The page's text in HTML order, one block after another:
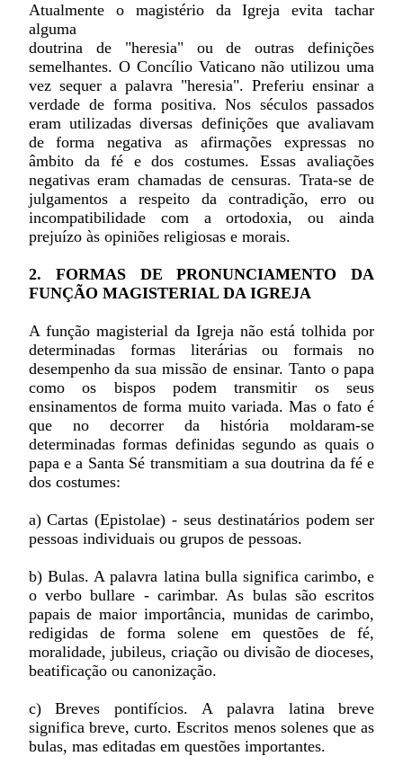
Atualmente o magistério da Igreja evita tachar
alguma
doutrina de "heresia" ou de outras definições
semelhantes. O Concílio Vaticano não utilizou uma
vez sequer a palavra "heresia". Preferiu ensinar a
verdade de forma positiva. Nos séculos passados
eram utilizadas diversas definições que avaliavam
de forma negativa as afirmações expressas no
âmbito da fé e dos costumes. Essas avaliações
negativas eram chamadas de censuras. Trata-se de
julgamentos a respeito da contradição, erro ou
incompatibilidade com a ortodoxia, ou ainda
prejuízo às opiniões religiosas e morais.
2. FORMAS DE PRONUNCIAMENTO DA
FUNÇÃO MAGISTERIAL DA IGREJA
A função magisterial da Igreja não está tolhida por
determinadas formas literárias ou formais no
desempenho da sua missão de ensinar. Tanto o papa
como os bispos podem transmitir os seus
ensinamentos de forma muito variada. Mas o fato é
que no decorrer da história moldaram-se
determinadas formas definidas segundo as quais o
papa e a Santa Sé transmitiam a sua doutrina da fé e
dos costumes:
a) Cartas (Epistolae) - seus destinatários podem ser
pessoas individuais ou grupos de pessoas.
b) Bulas. A palavra latina bulla significa carimbo, e
o verbo bullare - carimbar. As bulas são escritos
papais de maior importância, munidas de carimbo,
redigidas de forma solene em questões de fé,
moralidade, jubileus, criação ou divisão de dioceses,
beatificação ou canonização.
c) Breves pontifícios. A palavra latina breve
significa breve, curto. Escritos menos solenes que as
bulas, mas editadas em questões importantes.